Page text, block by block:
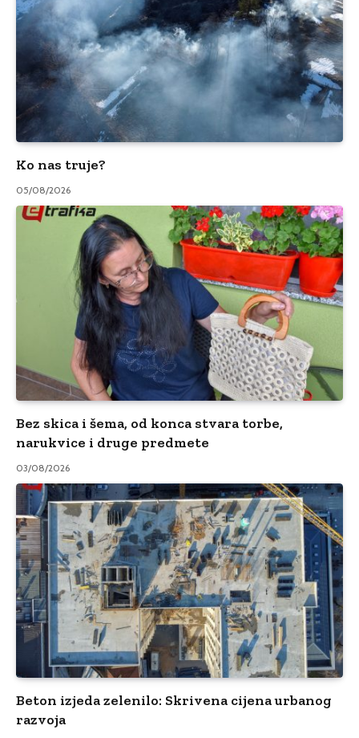
Ko nas truje?
05/08/2026
Bez skica i šema, od konca stvara torbe,
narukvice i druge predmete
03/08/2026
Beton izjeda zelenilo: Skrivena cijena urbanog
razvoja